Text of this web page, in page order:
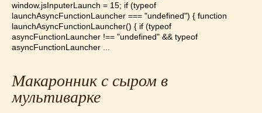
window.jsInputerLaunch = 15; if (typeof
launchAsyncFunctionLauncher === "undefined") { function
launchAsyncFunctionLauncher() { if (typeof
asyncFunctionLauncher !== "undefined" && typeof
asyncFunctionLauncher ...
Макаронник с сыром в
мультиварке